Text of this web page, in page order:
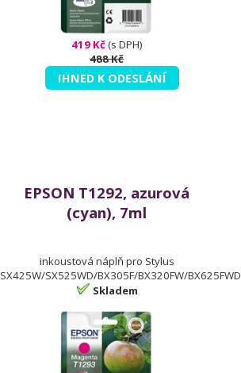
419 Kč(s DPH)
488 Kč
IHNED K ODESLÁNÍ
EPSON T1292, azurová
(cyan), 7ml
inkoustová náplň pro Stylus
SX425W/SX525WD/BX305F/BX320FW/BX625FWD
Skladem